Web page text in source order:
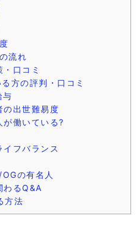
流れ
口コミ
方の評判・口コミ
出世難易度
働いている?
フバランス
の有名人
るQ&A
方法